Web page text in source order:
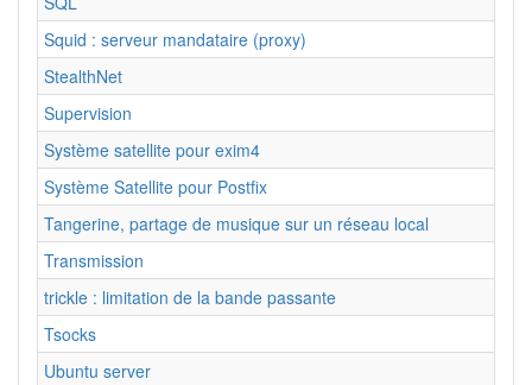
Squid : serveur mandataire (proxy)
StealthNet
Supervision
Système satellite pour exim4
Système Satellite pour Postfix
Tangerine, partage de musique sur un réseau local
Transmission
trickle : limitation de la bande passante
Tsocks
Ubuntu server